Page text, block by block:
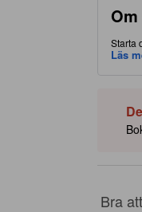
Starta
vilket
Läs
Bra